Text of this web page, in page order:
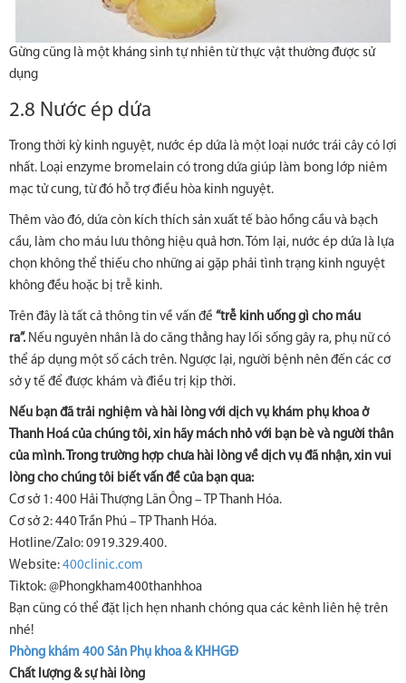
Gừng cũng là một kháng sinh tự nhiên từ thực vật thường được sử
dụng
2.8 Nước ép dứa
Trong thời kỳ kinh nguyệt, nước ép dứa là một loại nước trái cây có lợi
nhất. Loại enzyme bromelain có trong dứa giúp làm bong lớp niêm
mạc tử cung, từ đó hỗ trợ điều hòa kinh nguyệt.
Thêm vào đó, dứa còn kích thích sản xuất tế bào hồng cầu và bạch
cầu, làm cho máu lưu thông hiệu quả hơn. Tóm lại, nước ép dứa là lựa
chọn không thể thiếu cho những ai gặp phải tình trạng kinh nguyệt
không đều hoặc bị trễ kinh.
Trên đây là tất cả thông tin về vấn đề “trễ kinh uống gì cho máu
ra”. Nếu nguyên nhân là do căng thẳng hay lối sống gây ra, phụ nữ có
thể áp dụng một số cách trên. Ngược lại, người bệnh nên đến các cơ
sở y tế để được khám và điều trị kịp thời.
Nếu bạn đã trải nghiệm và hài lòng với dịch vụ khám phụ khoa ở
Thanh Hoá của chúng tôi, xin hãy mách nhỏ với bạn bè và người thân
của mình. Trong trường hợp chưa hài lòng về dịch vụ đã nhận, xin vui
lòng cho chúng tôi biết vấn đề của bạn qua:
Cơ sở 1: 400 Hải Thượng Lãn Ông – TP Thanh Hóa.
Cơ sở 2: 440 Trần Phú – TP Thanh Hóa.
Hotline/Zalo: 0919.329.400.
Website: 400clinic.com
Tiktok: @Phongkham400thanhhoa
Bạn cũng có thể đặt lịch hẹn nhanh chóng qua các kênh liên hệ trên
nhé!
Phòng khám 400 Sản Phụ khoa & KHHGĐ
Chất lượng & sự hài lòng